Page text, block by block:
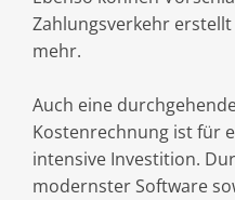
Zahlungsverkehr
mehr.
Auch eine
Kostenrechnung ist für
intensive Investition.
modernster Software